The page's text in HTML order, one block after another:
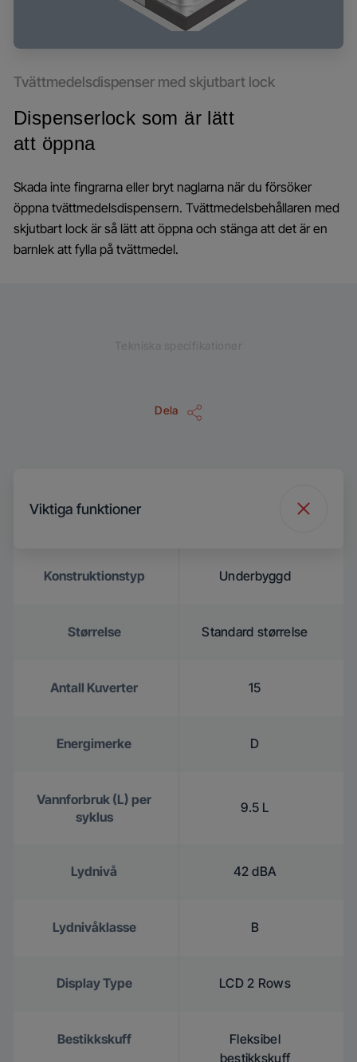
Tvättmedelsdispenser med skjutbart lock
Dispenserlock som är lätt
att öppna
Skada inte fingrarna eller bryt naglarna när du försöker
öppna tvättmedelsdispensern. Tvättmedelsbehållaren med
skjutbart lock är så lätt att öppna och stänga att det är en
barnlek att fylla på tvättmedel.
Dela
Viktiga funktioner
Konstruktionstyp Underbyggd
Størrelse Standard størrelse
Antall Kuverter 15
Energimerke D
Vannforbruk (L) per
syklus
9.5 L
Lydnivå 42 dBA
Lydnivåklasse B
Display Type LCD 2 Rows
Bestikkskuff
Fleksibel
bestikkskuff